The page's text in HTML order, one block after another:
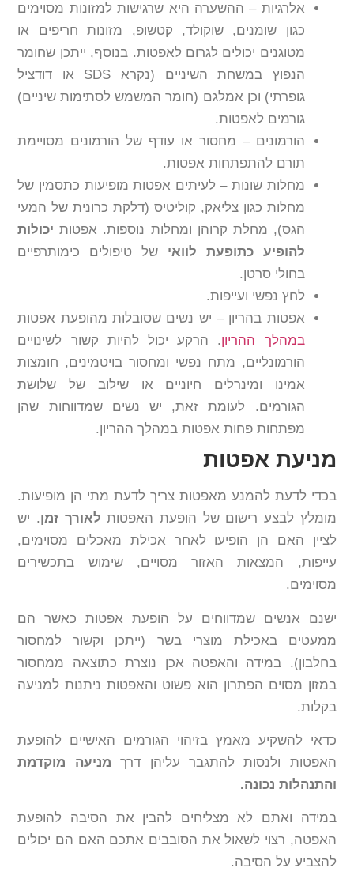
אלרגיות – ההשערה היא שרגישות למזונות מסוימים
כגון שומנים, שוקולד, קטשופ, מזונות חריפים או
מטוגנים יכולים לגרום לאפטות. בנוסף, ייתכן שחומר
הנפוץ במשחת השיניים (נקרא SDS או דודציל
גופרתי) וכן אמלגם (חומר המשמש לסתימות שיניים)
גורמים לאפטות.
הורמונים – מחסור או עודף של הורמונים מסויימת
תורם להתפתחות אפטות.
מחלות שונות – לעיתים אפטות מופיעות כתסמין של
מחלות כגון צליאק, קוליטיס (דלקת כרונית של המעי
הגס), מחלת קרוהן ומחלות נוספות. אפטות יכולות
להופיע כתופעת לוואי של טיפולים כימותרפיים
בחולי סרטן.
לחץ נפשי ועייפות.
אפטות בהריון – יש נשים שסובלות מהופעת אפטות
במהלך ההריון. הרקע יכול להיות קשור לשינויים
הורמונליים, מתח נפשי ומחסור בויטמינים, חומצות
אמינו ומינרלים חיוניים או שילוב של שלושת
הגורמים. לעומת זאת, יש נשים שמדווחות שהן
מפתחות פחות אפטות במהלך ההריון.
מניעת אפטות
בכדי לדעת להמנע מאפטות צריך לדעת מתי הן מופיעות.
מומלץ לבצע רישום של הופעת האפטות לאורך זמן. יש
לציין האם הן הופיעו לאחר אכילת מאכלים מסוימים,
עייפות, המצאות האזור מסויים, שימוש בתכשירים
מסוימים.
ישנם אנשים שמדווחים על הופעת אפטות כאשר הם
ממעטים באכילת מוצרי בשר (ייתכן וקשור למחסור
בחלבון). במידה והאפטה אכן נוצרת כתוצאה ממחסור
במזון מסוים הפתרון הוא פשוט והאפטות ניתנות למניעה
בקלות.
כדאי להשקיע מאמץ בזיהוי הגורמים האישיים להופעת
האפטות ולנסות להתגבר עליהן דרך מניעה מוקדמת
והתנהלות נכונה.
במידה ואתם לא מצליחים להבין את הסיבה להופעת
האפטה, רצוי לשאול את הסובבים אתכם האם הם יכולים
להצביע על הסיבה.